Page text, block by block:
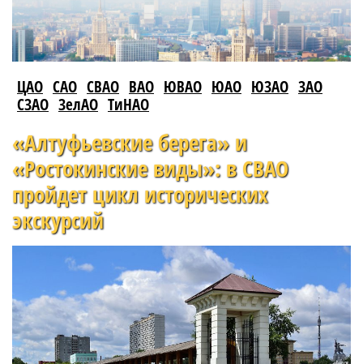
ЦАО САО СВАО ВАО ЮВАО ЮАО ЮЗАО ЗАО
СЗАО ЗелАО ТиНАО
«Алтуфьевские берега» и
«Ростокинские виды»: в СВАО
пройдет цикл исторических
экскурсий